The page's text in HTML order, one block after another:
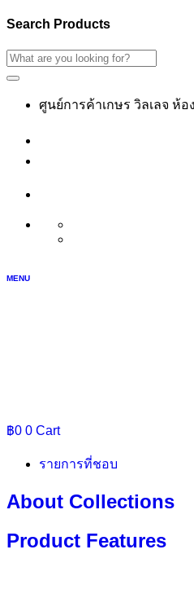
Search Products
ศูนย์การค้าเกษร วิลเลจ ห้
MENU
฿0 0 Cart
รายการที่ชอบ
About Collections
Product Features